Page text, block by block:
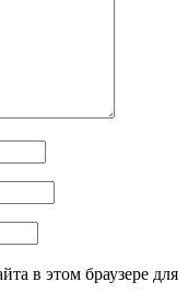
в этом браузере для